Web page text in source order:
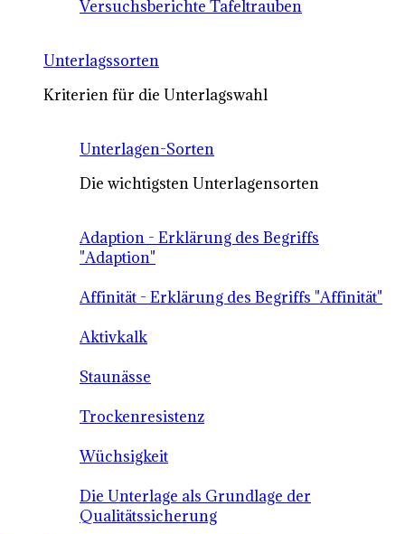
Versuchsberichte Tafeltrauben
Unterlagssorten
Kriterien für die Unterlagswahl
Unterlagen-Sorten
Die wichtigsten Unterlagensorten
Adaption - Erklärung des Begriffs
"Adaption"
Affinität - Erklärung des Begriffs "Affinität"
Aktivkalk
Staunässe
Trockenresistenz
Wüchsigkeit
Die Unterlage als Grundlage der
Qualitätssicherung